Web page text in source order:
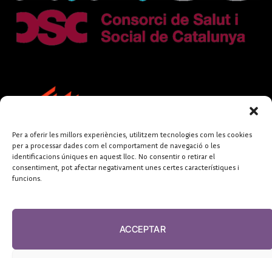
Per a oferir les millors experiències, utilitzem tecnologies com les cookies
per a processar dades com el comportament de navegació o les
identificacions úniques en aquest lloc. No consentir o retirar el
consentiment, pot afectar negativament unes certes característiques i
funcions.
ACCEPTAR
FUNDACIÓ